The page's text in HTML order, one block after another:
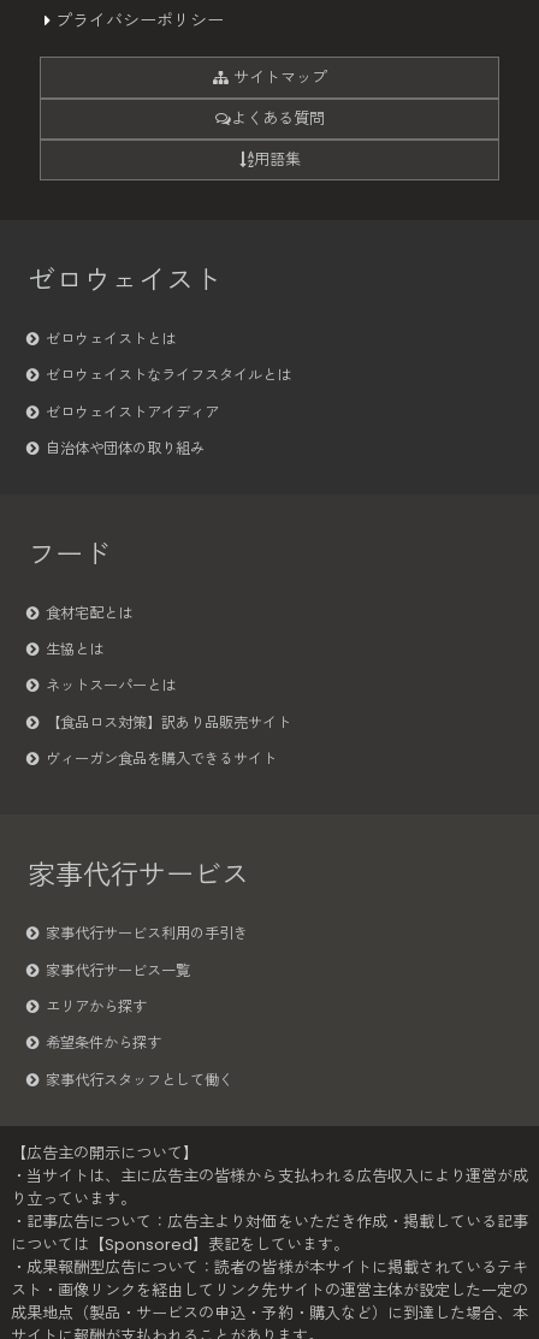
プライバシーポリシー
サイトマップ
よくある質問
用語集
ゼロウェイスト
ゼロウェイストとは
ゼロウェイストなライフスタイルとは
ゼロウェイストアイディア
自治体や団体の取り組み
フード
食材宅配とは
生協とは
ネットスーパーとは
【食品ロス対策】訳あり品販売サイト
ヴィーガン食品を購入できるサイト
家事代行サービス
家事代行サービス利用の手引き
家事代行サービス一覧
エリアから探す
希望条件から探す
家事代行スタッフとして働く
【広告主の開示について】
・当サイトは、主に広告主の皆様から支払われる広告収入により運営が成
り立っています。
・記事広告について：広告主より対価をいただき作成・掲載している記事
については【Sponsored】表記をしています。
・成果報酬型広告について：読者の皆様が本サイトに掲載されているテキ
スト・画像リンクを経由してリンク先サイトの運営主体が設定した一定の
成果地点（製品・サービスの申込・予約・購入など）に到達した場合、本